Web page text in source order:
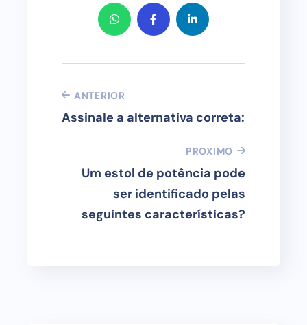
ANTERIOR
Assinale a alternativa correta:
PROXIMO
Um estol de potência pode
ser identificado pelas
seguintes características?